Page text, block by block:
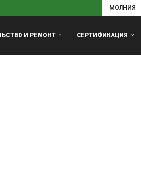
МОЛНИЯ
И РЕМОНТ СЕРТИФИКАЦИЯ